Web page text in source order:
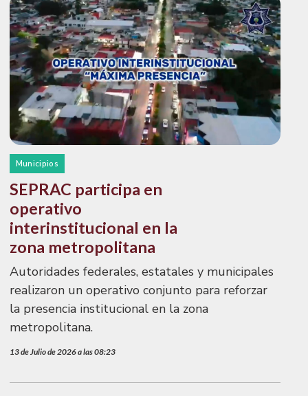
Municipios
SEPRAC participa en
operativo
interinstitucional en la
zona metropolitana
Autoridades federales, estatales y municipales
realizaron un operativo conjunto para reforzar
la presencia institucional en la zona
metropolitana.
13 de Julio de 2026 a las 08:23